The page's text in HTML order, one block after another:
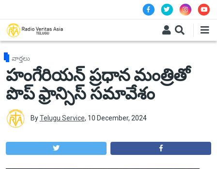
వార్తలు
హంగేరియన్ ప్రధాన మంత్రితో
పొప్ ఫ్రాన్సిస్ సమావేశం
ByTelugu Service, 10 December, 2024